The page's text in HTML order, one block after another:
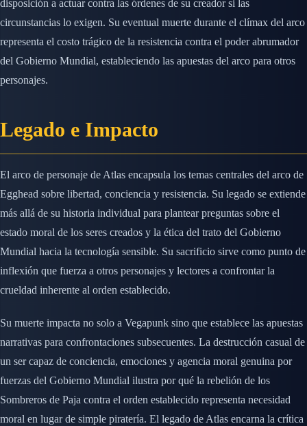
disposición a actuar contra las órdenes de su creador si las
circunstancias lo exigen. Su eventual muerte durante el clímax del arco
representa el costo trágico de la resistencia contra el poder abrumador
del Gobierno Mundial, estableciendo las apuestas del arco para otros
personajes.
Legado e Impacto
El arco de personaje de Atlas encapsula los temas centrales del arco de
Egghead sobre libertad, conciencia y resistencia. Su legado se extiende
más allá de su historia individual para plantear preguntas sobre el
estado moral de los seres creados y la ética del trato del Gobierno
Mundial hacia la tecnología sensible. Su sacrificio sirve como punto de
inflexión que fuerza a otros personajes y lectores a confrontar la
crueldad inherente al orden establecido.
Su muerte impacta no solo a Vegapunk sino que establece las apuestas
narrativas para confrontaciones subsecuentes. La destrucción casual de
un ser capaz de conciencia, emociones y agencia moral genuina por
fuerzas del Gobierno Mundial ilustra por qué la rebelión de los
Sombreros de Paja contra el orden establecido representa necesidad
moral en lugar de simple piratería. El legado de Atlas encarna la crítica